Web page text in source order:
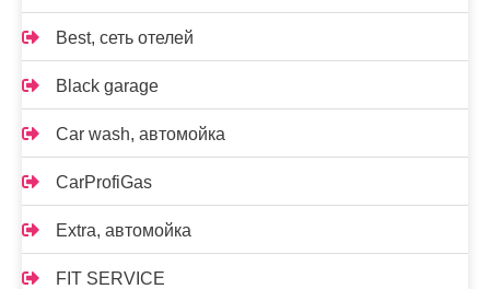
Best, сеть отелей
Black garage
Car wash, автомойка
CarProfiGas
Extra, автомойка
FIT SERVICE